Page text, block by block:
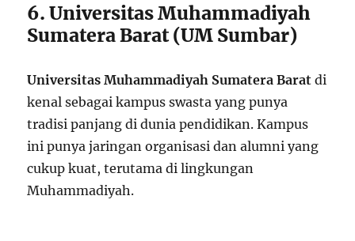
6. Universitas Muhammadiyah
Sumatera Barat (UM Sumbar)
Universitas Muhammadiyah Sumatera Barat di
kenal sebagai kampus swasta yang punya
tradisi panjang di dunia pendidikan. Kampus
ini punya jaringan organisasi dan alumni yang
cukup kuat, terutama di lingkungan
Muhammadiyah.